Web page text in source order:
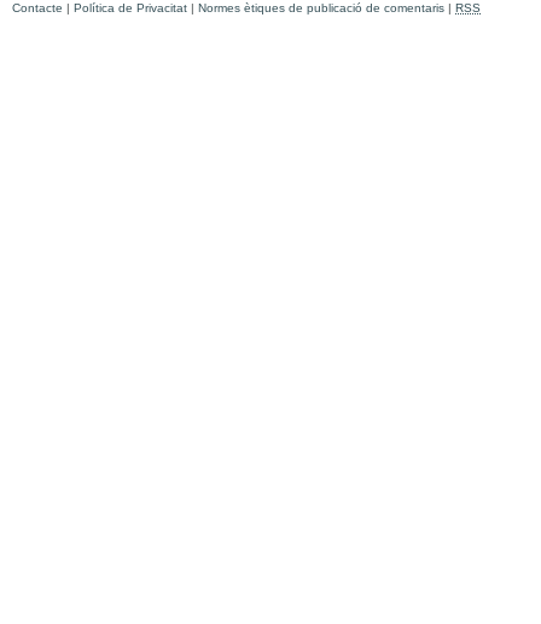
Contacte | Política de Privacitat | Normes ètiques de publicació de comentaris | RSS